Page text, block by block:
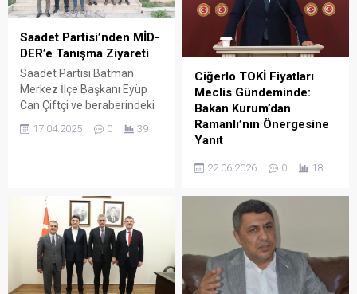
Saadet Partisi’nden MİD-
DER’e Tanışma Ziyareti
Saadet Partisi Batman
Merkez İlçe Başkanı Eyüp
Can Çiftçi ve beraberindeki
Yardımlaşma Derneği’ni
17.04.2025 0 39
Ciğerlo TOKİ Fiyatları
Meclis Gündeminde:
Bakan Kurum’dan
Ramanlı’nın Önergesine
Yanıt
Milletvekili Serkan
Mahallesi’ndeki TOKİ
projesinde uygulanan
fiyatlar ve ödeme
koşullarına ilişkin verdiği
soru önergesine Çevre,
Şehircilik ve İklim Değişikliği
22.06.2026 0 18